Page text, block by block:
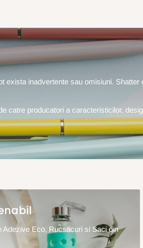
inadvertente sau omisiuni.
producatori a caracteristicilor,
Eco, Rucsacuri si Saci din